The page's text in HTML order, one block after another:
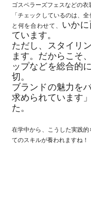
ゴスペラーズフェスなどの
「チェックしているのは、
と何を合わせて、
いか
ています。
ただし、スタイリ
ます。だからこそ
ップなどを総合的
切。
ブランドの魅力を
求められています
た。
在学中から、こうした実践
てのスキルが養われますね！